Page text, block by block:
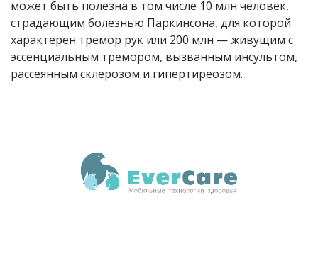
может быть полезна в том числе 10 млн человек,
страдающим болезнью Паркинсона, для которой
характерен тремор рук или 200 млн — живущим с
эссенциальным тремором, вызванным инсультом,
рассеянным склерозом и гипертиреозом.